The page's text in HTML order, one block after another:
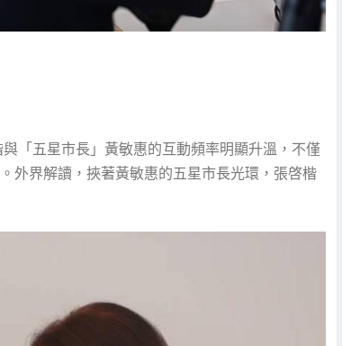
「五星市長」黃敏惠的互動頻率明顯升溫，不僅
外界解讀，挾著黃敏惠的五星市長光環，張啓楷